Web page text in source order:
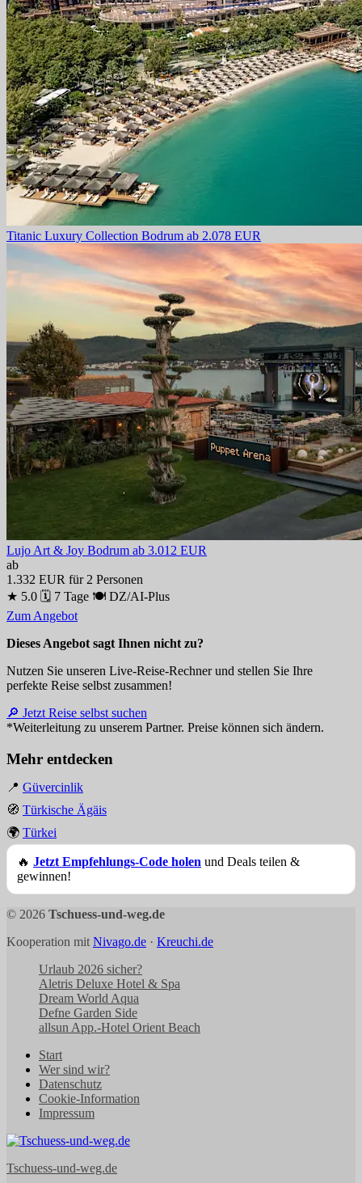
Titanic Luxury Collection Bodrum ab 2.078 EUR
Lujo Art & Joy Bodrum ab 3.012 EUR
ab
1.332 EUR für 2 Personen
★ 5.0 🗓 7 Tage 🍽 DZ/AI-Plus
Zum Angebot
Dieses Angebot sagt Ihnen nicht zu?
Nutzen Sie unseren Live-Reise-Rechner und stellen Sie Ihre
perfekte Reise selbst zusammen!
🔎 Jetzt Reise selbst suchen
*Weiterleitung zu unserem Partner. Preise können sich ändern.
Mehr entdecken
📍 Güvercinlik
🧭 Türkische Ägäis
🌍 Türkei
🔥 Jetzt Empfehlungs-Code holen und Deals teilen &
gewinnen!
© 2026 Tschuess-und-weg.de
Kooperation mit Nivago.de · Kreuchi.de
Urlaub 2026 sicher?
Aletris Deluxe Hotel & Spa
Dream World Aqua
Defne Garden Side
allsun App.-Hotel Orient Beach
Start
Wer sind wir?
Datenschutz
Cookie-Information
Impressum
Tschuess-und-weg.de